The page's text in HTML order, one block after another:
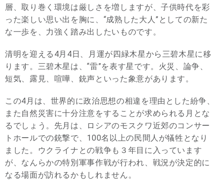
層、取り巻く環境は厳しさを増しますが、子供時代を彩
った楽しい思い出を胸に、“成熟した大人”としての新た
な一歩を、力強く踏み出したいものです。
清明を迎える4月4日、月運が四緑木星から三碧木星に移
ります。三碧木星は、“雷”を表す星です。火災、論争、
短気、露見、喧嘩、銃声といった象意があります。
この4月は、世界的に政治思想の相違を理由とした紛争、
また自然災害に十分注意をすることが求められる月とな
るでしょう。先月は、ロシアのモスクワ近郊のコンサー
トホールでの銃撃で、100名以上の民間人が犠牲となり
ました。ウクライナとの戦争も３年目に入っています
が、なんらかの特別軍事作戦が行われ、戦況が決定的に
なる場面が訪れるかもしれません。